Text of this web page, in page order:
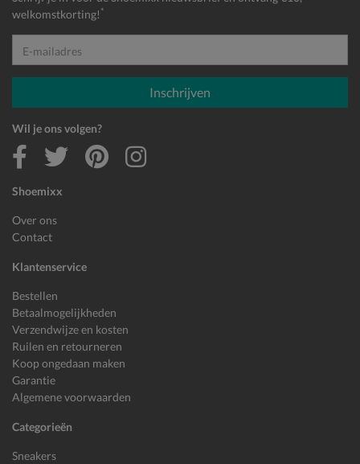
Shoemixx
Over ons
Contact
Klantenservice
Bestellen
Betaalmogelijkheden
Verzendwijze en kosten
Ruilen en retourneren
Koop ongedaan maken
Garantie
Algemene voorwaarden
Categorieën
Sneakers
welkomstkorting! *
E-mailadres
Inschrijven
Wil je ons volgen?